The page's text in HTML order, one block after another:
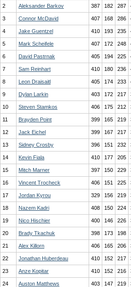
2 Aleksander Barkov 387 182 287
3 Connor McDavid 407 168 286
4 Jake Guentzel 410 193 235
5 Mark Scheifele 407 172 248
6 David Pastrnak 405 194 225
7 Sam Reinhart 410 180 236
8 Leon Draisaitl 405 174 233
9 Dylan Larkin 403 172 217
10 Steven Stamkos 406 175 212
11 Brayden Point 399 165 219
12 Jack Eichel 399 167 217
13 Sidney Crosby 396 151 232
14 Kevin Fiala 410 177 205
15 Mitch Marner 397 150 229
16 Vincent Trocheck 406 151 225
17 Jordan Kyrou 329 156 219
18 Nazem Kadri 408 150 224
19 Nico Hischier 400 146 226
20 Brady Tkachuk 398 173 198
21 Alex Killorn 406 165 206
22 Jonathan Huberdeau 410 152 217
23 Anze Kopitar 410 152 216
24 Auston Matthews 403 147 219